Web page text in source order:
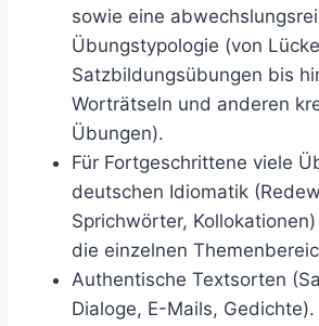
sowie eine
Übungstypologie (von
Satzbildungsübungen bis
Worträtseln und anderen
Übungen).
Für Fortgeschrittene viele
deutschen Idiomatik
Sprichwörter,
die einzelnen
Authentische Textsorten
Dialoge, E-Mails, Gedichte).